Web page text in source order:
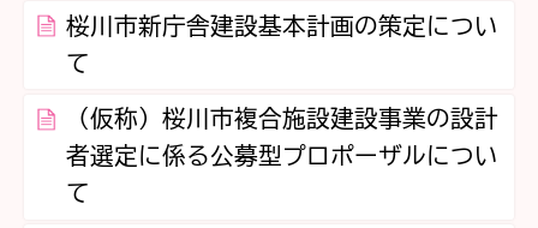
桜川市新庁舎建設基本計画の策定につい
て
（仮称）桜川市複合施設建設事業の設計
者選定に係る公募型プロポーザルについ
て